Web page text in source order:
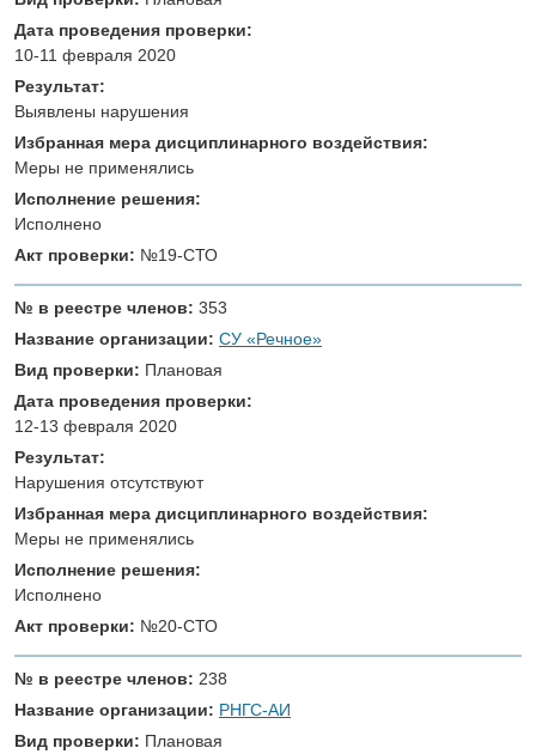
Дата проведения проверки:
10-11 февраля 2020
Результат:
Выявлены нарушения
Избранная мера дисциплинарного воздействия:
Меры не применялись
Исполнение решения:
Исполнено
Акт проверки: №19-СТО
№ в реестре членов: 353
Название организации: СУ «Речное»
Вид проверки: Плановая
Дата проведения проверки:
12-13 февраля 2020
Результат:
Нарушения отсутствуют
Избранная мера дисциплинарного воздействия:
Меры не применялись
Исполнение решения:
Исполнено
Акт проверки: №20-СТО
№ в реестре членов: 238
Название организации: РНГС-АИ
Вид проверки: Плановая